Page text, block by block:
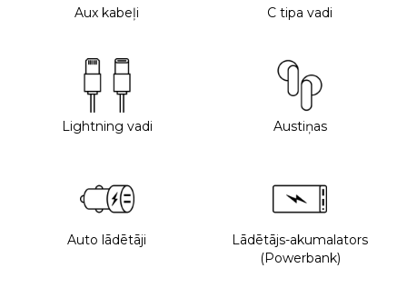
Aux kabeļi C tipa vadi
Lightning vadi Austiņas
Auto lādētāji
Lādētājs-akumalators
(Powerbank)